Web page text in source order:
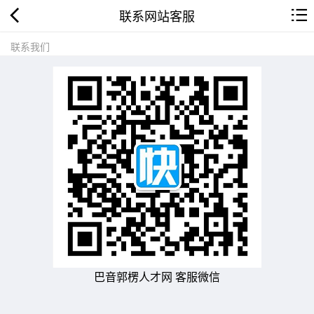
联系网站客服
联系我们
巴音郭楞人才网 客服微信